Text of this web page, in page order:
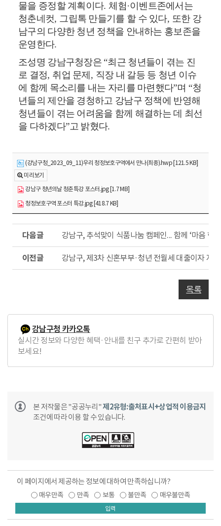
물을 증정할 계획이다. 체험·이벤트존에서는
청춘네컷, 그립톡 만들기를 할 수 있다, 또한 강
남구의 다양한 청년 정책을 안내하는 홍보존을
운영한다.
조성명 강남구청장은 “최근 청년들이 겪는 진
로 결정, 취업 문제 , 직장 내 갈등 등 청년 이슈
에 함께 목소리를 내는 자리를 마련했다”며 “청
년들의 제안을 경청하고 강남구 정책에 반영해
청년들이 겪는 어려움을 함께 해결하는 데 최선
을 다하겠다”고 밝혔다.
(강남구청_2023_09_11)우리 청정보호구역에서 만나(최종).hwp [121.5 KB]
미리보기
강남구 청년의날 청춘특강 포스터.jpg [1.7 MB]
청정보호구역 포스터 특강.jpg [418.7 KB]
글
강남구, 추석맞이 식품나눔 캠페인... 함께 ‘마음 한
글
강남구, 제3차 신혼부부·청년 전월세 대출이자 지원
목록
강남구청 카카오톡
실시간 정보와 다양한 혜택·안내를 친구 추가로 간편히 받아
보세요!
본 저작물은 "공공누리"제2유형:출처표시+상업적 이용금지
조건에 따라 이용 할 수 있습니다.
이 페이지에서 제공하는 정보에 대하여 만족하십니까?
매우만족 만족 보통 불만족 매우불만족
입력